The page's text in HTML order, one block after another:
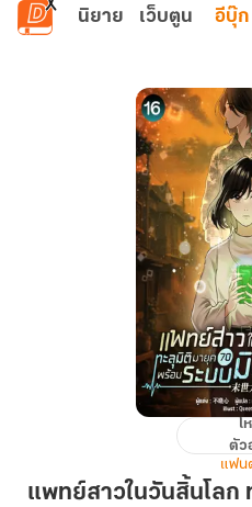
ข้ามไปยังเนื้อหาหลัก
นิยาย เว็บตูน อีบุ๊ก
แพทย์
ใน
โ
ตัว
แฟน
แพทย์สาวในวันสิ้นโลก